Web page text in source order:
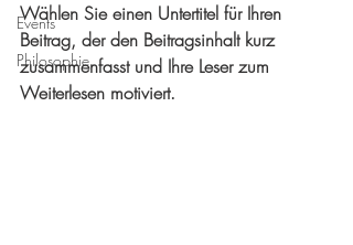
Events
Philosophie
Wählen Sie einen Untertitel für Ihren
Beitrag, der den Beitragsinhalt kurz
zusammenfasst und Ihre Leser zum
Weiterlesen motiviert.